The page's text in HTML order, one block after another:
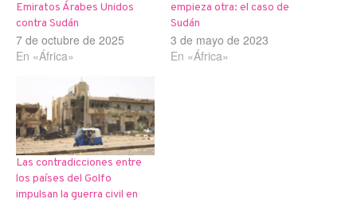
Emiratos Árabes Unidos
contra Sudán
7 de octubre de 2025
En «África»
empieza otra: el caso de
Sudán
3 de mayo de 2023
En «África»
Las contradicciones entre
los países del Golfo
impulsan la guerra civil en